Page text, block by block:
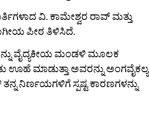
ವಿ. ಕಾಮೇಶ್ವರ ರಾವ್ ಮತ್ತು
ಪೀಠ ತಿಳಿಸಿದೆ.
ವೈದ್ಯಕೀಯ ಮಂಡಳಿ ಮೂಲಕ
ಊಹೆ ಮಾಡುತ್ತಾ ಅವರನ್ನು ಅಂಗವೈಕಲ್ಯ
ನಿರ್ಣಯಗಳಿಗೆ ಸ್ಪಷ್ಟ ಕಾರಣಗಳನ್ನು